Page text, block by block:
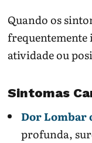
Quando os
frequentemente
atividade ou
Sintomas
Dor Lombar
profunda,